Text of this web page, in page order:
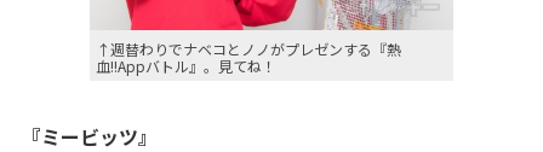
↑週替わりでナベコとノノがプレゼンする『熱
血!!Appバトル』。見てね！
『ミービッツ』